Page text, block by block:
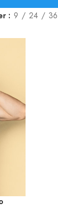
9 24 36